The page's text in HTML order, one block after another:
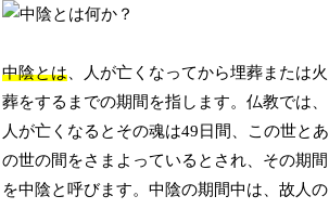
中陰とは、人が亡くなってから埋葬または火
葬をするまでの期間を指します。仏教では、
人が亡くなるとその魂は49日間、この世とあ
の世の間をさまよっているとされ、その期間
を中陰と呼びます。中陰の期間中は、故人の